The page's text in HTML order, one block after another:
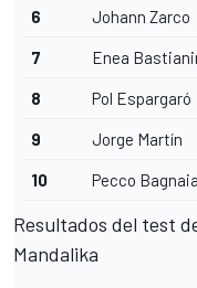
6 Johann Zarco
7 Enea
8 Pol Espargaró
9 Jorge Martín
10 Pecco Bagnaia
Resultados del test
Mandalika